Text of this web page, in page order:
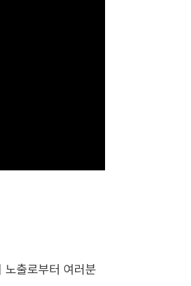
출로부터 여러분